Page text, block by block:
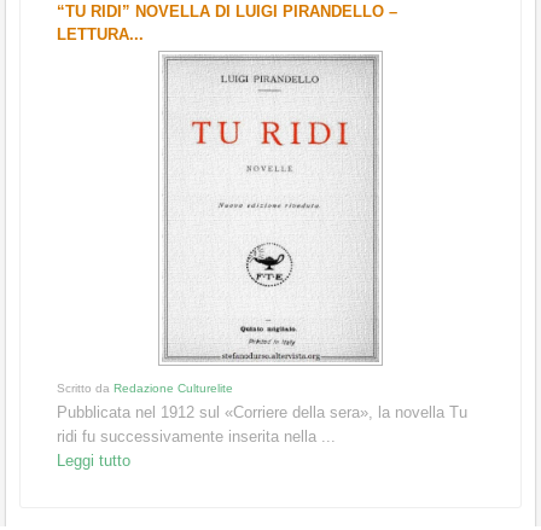
“TU RIDI” NOVELLA DI LUIGI PIRANDELLO –
LETTURA...
Scritto da Redazione Culturelite
Pubblicata nel 1912 sul «Corriere della sera», la novella Tu
ridi fu successivamente inserita nella ...
Leggi tutto